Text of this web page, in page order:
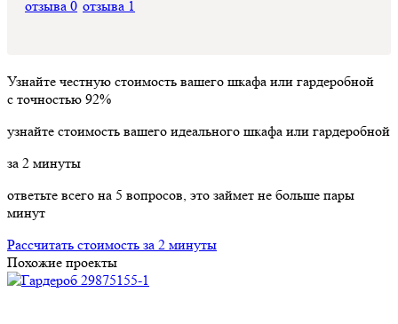
Узнайте честную стоимость вашего шкафа или гардеробной
с точностью 92%
узнайте стоимость вашего идеального шкафа или гардеробной
за 2 минуты
ответьте всего на 5 вопросов, это займет не больше пары
минут
Рассчитать стоимость за 2 минуты
Похожие проекты